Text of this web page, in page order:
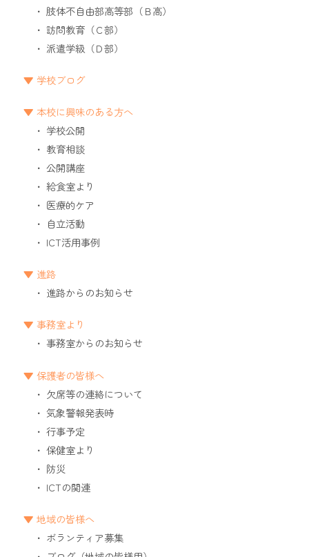
肢体不自由部高等部（Ｂ高）
訪問教育（Ｃ部）
派遣学級（Ｄ部）
学校ブログ
本校に興味のある方へ
学校公開
教育相談
公開講座
給食室より
医療的ケア
自立活動
ICT活用事例
進路
進路からのお知らせ
事務室より
事務室からのお知らせ
保護者の皆様へ
欠席等の連絡について
気象警報発表時
行事予定
保健室より
防災
ICTの関連
地域の皆様へ
ボランティア募集